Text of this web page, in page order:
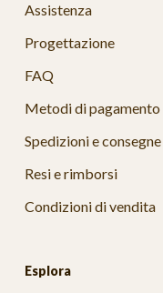
Assistenza
Progettazione
FAQ
Metodi di pagamento
Spedizioni e consegne
Resi e rimborsi
Condizioni di vendita
Esplora